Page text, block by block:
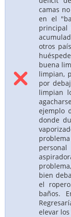
camas
en el
principal
otros
buena
limpian,
por
limpian
ejemplo
donde
bien
el
baños.
elevar